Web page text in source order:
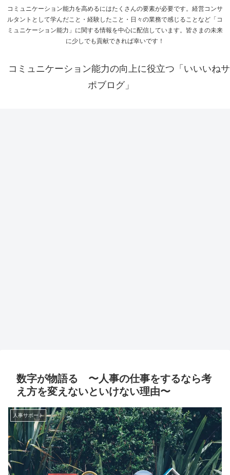
コミュニケーション能力を高めるにはたくさんの要素が必要です。経営コンサ
ルタントとして学んだこと・経験したこと・日々の業務で感じることなど「コ
ミュニケーション能力」に関する情報を中心に配信しています。皆さまの未来
に少しでも貢献できれば幸いです！
コミュニケーション能力の向上に役立つ「いいいねサ
ポブログ」
数字が物語る 〜人事の仕事をするなら考
え方を変えないといけない理由〜
人事サポート